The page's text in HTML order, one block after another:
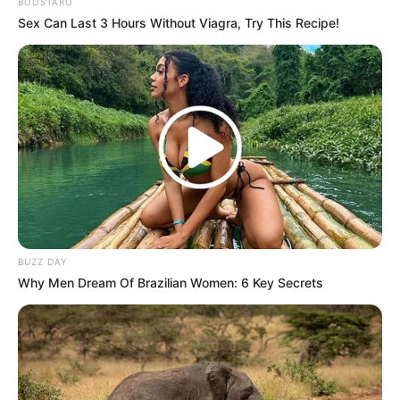
Diversos estudios de laboratorio y en animales
han mostrado que la guanábana contiene
compuestos fitoquímicos con propiedades
sugiere que podría reducir el crecimiento de
células cancerosas en diversos tipos de cáncer
como el de mama, próstata, colorrectal y
páncreas. No obstante, la ausencia de
Sex Can Last 3 Hours Without Viagra, Try This Recipe!
BUZZ DAY
Why Men Dream Of Brazilian Women: 6 Key Secrets